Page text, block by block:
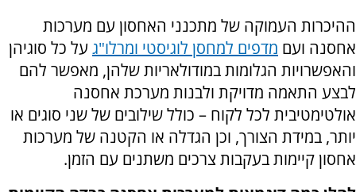
ההיכרות העמוקה של מתכנני האחסון עם מערכות
אחסנה ועם מדפים למחסן לוגיסטי ומרלו"ג על כל סוגיהן
והאפשרויות הגלומות במודולאריות שלהן, מאפשר להם
לבצע התאמה מדויקת ולבנות מערכת אחסנה
אולטימטיבית לכל לקוח – כולל שילובים של שני סוגים או
יותר, במידת הצורך, וכן הגדלה או הקטנה של מערכות
אחסון קיימות בעקבות צרכים משתנים עם הזמן.